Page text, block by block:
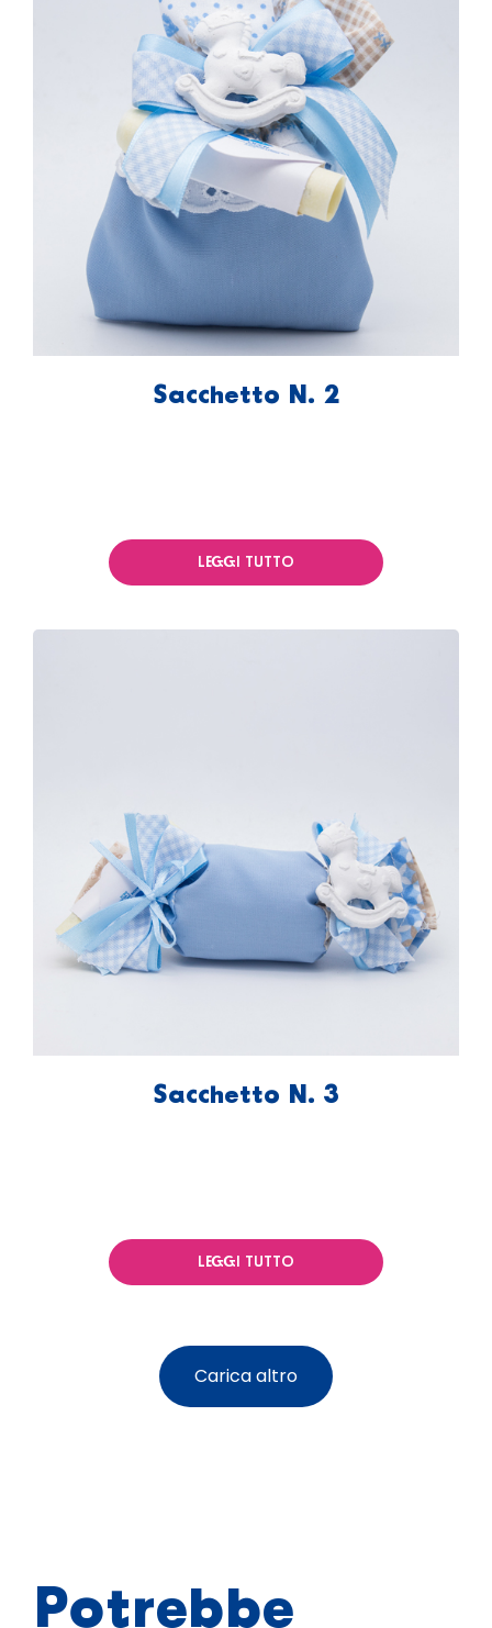
Sacchetto N. 2
LEGGI TUTTO
Sacchetto N. 3
LEGGI TUTTO
Carica altro
Potrebbe